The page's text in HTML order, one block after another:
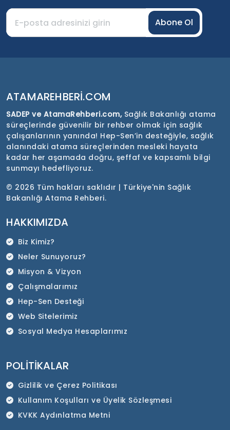
Abone Ol
ATAMAREHBERI.COM
SADEP ve AtamaRehberi.com, Sağlık Bakanlığı atama
süreçlerinde güvenilir bir rehber olmak için sağlık
çalışanlarının yanında! Hep-Sen’in desteğiyle, sağlık
alanındaki atama süreçlerinden mesleki hayata
kadar her aşamada doğru, şeffaf ve kapsamlı bilgi
sunmayı hedefliyoruz.
© 2026 Tüm hakları saklıdır | Türkiye'nin Sağlık
Bakanlığı Atama Rehberi.
HAKKIMIZDA
Biz Kimiz?
Neler Sunuyoruz?
Misyon & Vizyon
Çalışmalarımız
Hep-Sen Desteği
Web Sitelerimiz
Sosyal Medya Hesaplarımız
POLITIKALAR
Gizlilik ve Çerez Politikası
Kullanım Koşulları ve Üyelik Sözleşmesi
KVKK Aydınlatma Metni